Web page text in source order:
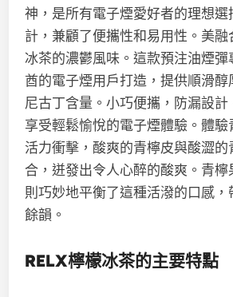
神，是所有電子煙愛好者的理想選
計，兼顧了便攜性和易用性。 美融
冰茶的濃鬱風味 。這款預注油煙
酋的電子煙用戶打造，提供順滑醇
尼古丁含量。小巧便攜，防漏設
享受輕鬆愉悅的電子煙體驗。體驗
活力衝擊，酸爽的青檸皮與酸澀的
合，迸發出令人心醉的酸爽。青
則巧妙地平衡了這種活潑的口感，
餘韻。
RELX檸檬冰茶的主要特點